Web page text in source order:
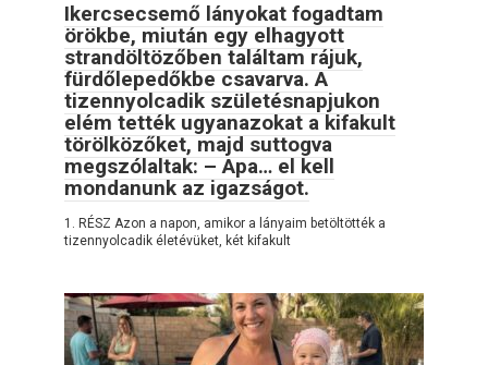
Ikercsecsemő lányokat fogadtam
örökbe, miután egy elhagyott
strandöltözőben találtam rájuk,
fürdőlepedőkbe csavarva. A
tizennyolcadik születésnapjukon
elém tették ugyanazokat a kifakult
törölközőket, majd suttogva
megszólaltak: – Apa… el kell
mondanunk az igazságot.
1. RÉSZ Azon a napon, amikor a lányaim betöltötték a
tizennyolcadik életévüket, két kifakult